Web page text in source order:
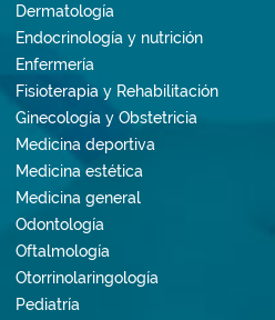
Dermatología
Endocrinología y nutrición
Enfermería
Fisioterapia y Rehabilitación
Ginecología y Obstetricia
Medicina deportiva
Medicina estética
Medicina general
Odontología
Oftalmología
Otorrinolaringología
Pediatría